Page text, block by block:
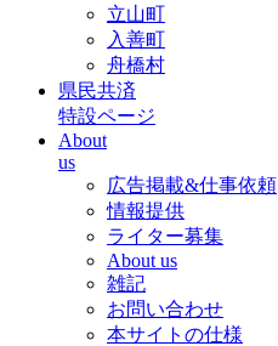
立山町
入善町
舟橋村
県民共済
特設ページ
About
us
広告掲載&仕事依頼
情報提供
ライター募集
About us
雑記
お問い合わせ
本サイトの仕様